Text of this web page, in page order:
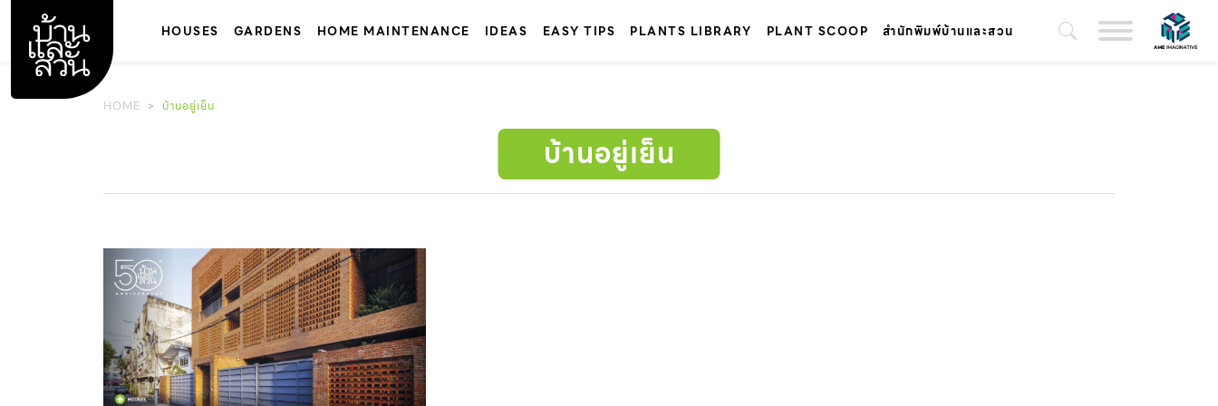
content
HOUSES GARDENS HOME MAINTENANCE IDEAS EASY TIPS PLANTS LIBRARY PLANT SCOOP สำนักพิมพ์บ้านและสวน
HOME บ้านอยู่เย็น
บ้านอยู่เย็น